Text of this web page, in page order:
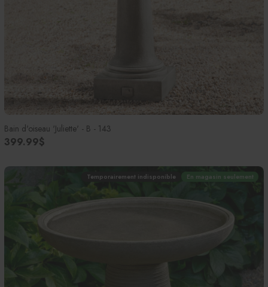
Bain d'oiseau 'Juliette' - B - 143
399.99$
Temporairement indisponible En magasin seulement